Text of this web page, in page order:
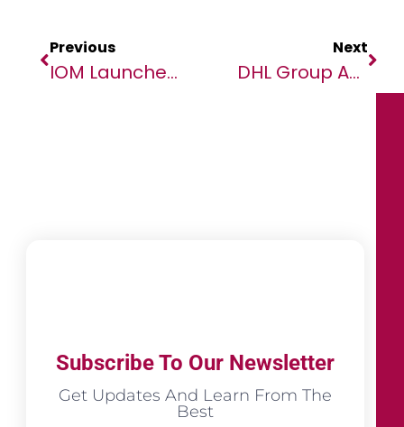
Previous
IOM Launches Islamic Philanthropy Fund To Aid Displaced Communities
Next
DHL Group And IOM Forge Global Partnership To Enhance Lifesaving, Humanitarian Logistics
Subscribe To Our Newsletter
Get Updates And Learn From The
Best